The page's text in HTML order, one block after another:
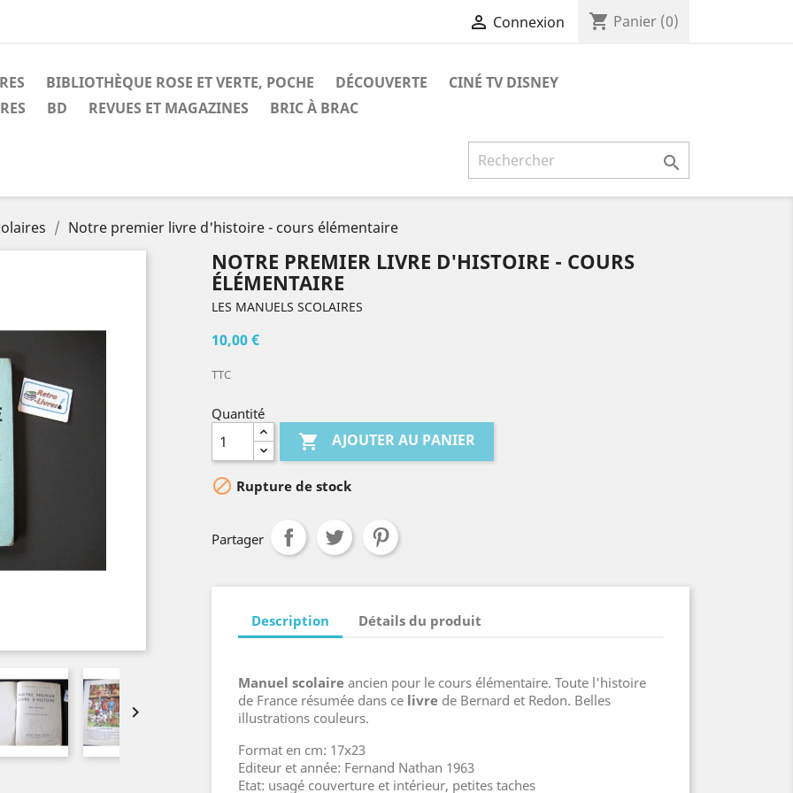
 Connexion shopping_cart Panier (0)
BIBLIOTHÈQUE ROSE ET VERTE, POCHE DÉCOUVERTE
CINÉ TV DISNEY
BD REVUES ET MAGAZINES BRIC À BRAC

Notre premier livre d'histoire - cours élémentaire

NOTRE PREMIER LIVRE D'HISTOIRE - COURS
ÉLÉMENTAIRE
LES MANUELS SCOLAIRES
10,00 €
TTC
Quantité
 AJOUTER AU PANIER
 Rupture de stock
Partager
Description Détails du produit
Manuel scolaire ancien pour le cours élémentaire. Toute l'histoire
de France résumée dans ce livre de Bernard et Redon. Belles
illustrations couleurs.
Format en cm: 17x23
Editeur et année: Fernand Nathan 1963
Etat: usagé couverture et intérieur, petites taches